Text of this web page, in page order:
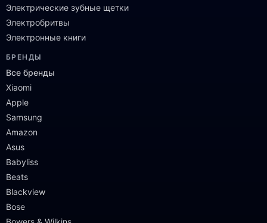
Электрические зубные щетки
Электробритвы
Электронные книги
БРЕНДЫ
Все бренды
Xiaomi
Apple
Samsung
Amazon
Asus
Babyliss
Beats
Blackview
Bose